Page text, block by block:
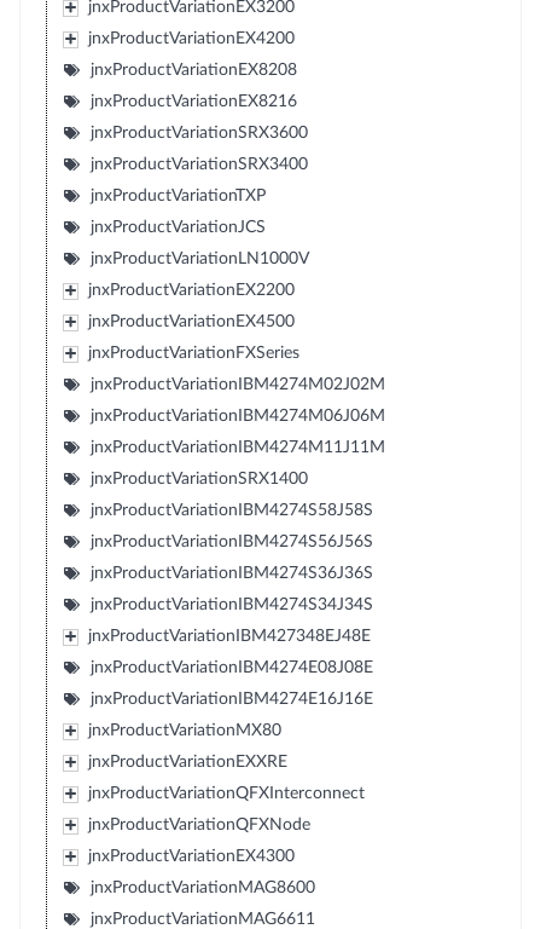
jnxProductVariationEX3200
jnxProductVariationEX4200
jnxProductVariationEX8208
jnxProductVariationEX8216
jnxProductVariationSRX3600
jnxProductVariationSRX3400
jnxProductVariationTXP
jnxProductVariationJCS
jnxProductVariationLN1000V
jnxProductVariationEX2200
jnxProductVariationEX4500
jnxProductVariationFXSeries
jnxProductVariationIBM4274M02J02M
jnxProductVariationIBM4274M06J06M
jnxProductVariationIBM4274M11J11M
jnxProductVariationSRX1400
jnxProductVariationIBM4274S58J58S
jnxProductVariationIBM4274S56J56S
jnxProductVariationIBM4274S36J36S
jnxProductVariationIBM4274S34J34S
jnxProductVariationIBM427348EJ48E
jnxProductVariationIBM4274E08J08E
jnxProductVariationIBM4274E16J16E
jnxProductVariationMX80
jnxProductVariationEXXRE
jnxProductVariationQFXInterconnect
jnxProductVariationQFXNode
jnxProductVariationEX4300
jnxProductVariationMAG8600
jnxProductVariationMAG6611